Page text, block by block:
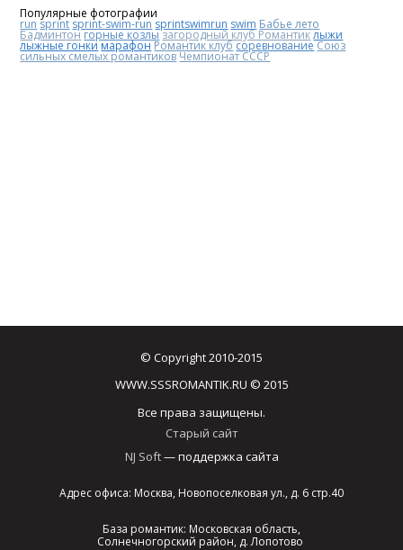
Популярные фотографии
run sprint sprint-swim-run sprintswimrun swim Бабье лето
Бадминтонгорные козлы загородный клуб Романтиклыжи
лыжные гонки марафонРомантик клубсоревнованиеСоюз
сильных смелых романтиковЧемпионат СССР
© Copyright 2010-2015
WWW.SSSROMANTIK.RU © 2015
Все права защищены.
Старый сайт
NJ Soft— поддержка сайта
Адрес офиса: Москва, Новопоселковая ул., д. 6 стр.40
База романтик: Московская область,
Солнечногорский район, д. Лопотово